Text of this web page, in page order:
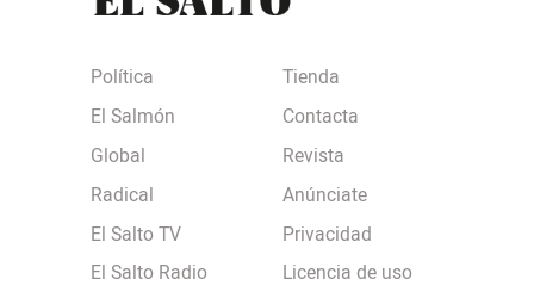
Política
El Salmón
Global
Radical
El Salto TV
El Salto Radio
Tienda
Contacta
Revista
Anúnciate
Privacidad
Licencia de uso